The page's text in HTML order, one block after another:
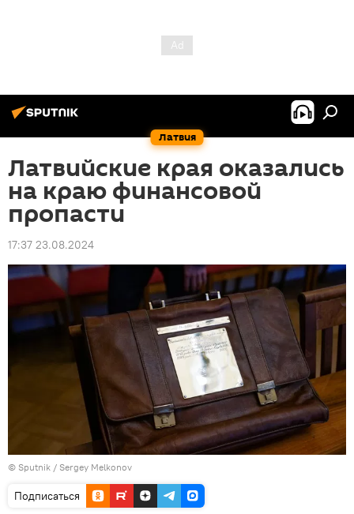
Латвия
Латвийские края оказались
на краю финансовой
пропасти
17:37 23.08.2024
© Sputnik / Sergey Melkonov
Подписаться